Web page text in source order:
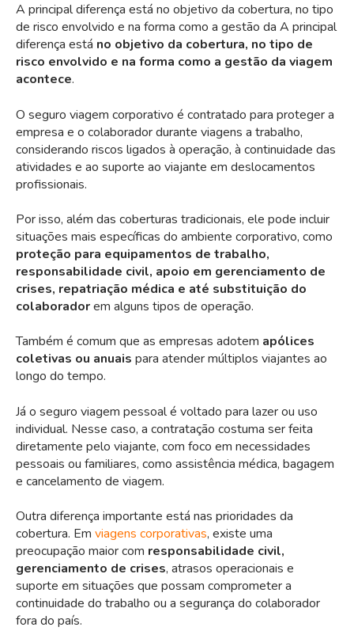
A principal diferença está no objetivo da cobertura, no tipo
de risco envolvido e na forma como a gestão da A principal
diferença está no objetivo da cobertura, no tipo de
risco envolvido e na forma como a gestão da viagem
acontece.
O seguro viagem corporativo é contratado para proteger a
empresa e o colaborador durante viagens a trabalho,
considerando riscos ligados à operação, à continuidade das
atividades e ao suporte ao viajante em deslocamentos
profissionais.
Por isso, além das coberturas tradicionais, ele pode incluir
situações mais específicas do ambiente corporativo, como
proteção para equipamentos de trabalho,
responsabilidade civil, apoio em gerenciamento de
crises, repatriação médica e até substituição do
colaboradorem alguns tipos de operação.
Também é comum que as empresas adotem apólices
coletivas ou anuais para atender múltiplos viajantes ao
longo do tempo.
Já o seguro viagem pessoal é voltado para lazer ou uso
individual. Nesse caso, a contratação costuma ser feita
diretamente pelo viajante, com foco em necessidades
pessoais ou familiares, como assistência médica, bagagem
e cancelamento de viagem.
Outra diferença importante está nas prioridades da
cobertura. Em viagens corporativas, existe uma
preocupação maior com responsabilidade civil,
gerenciamento de crises, atrasos operacionais e
suporte em situações que possam comprometer a
continuidade do trabalho ou a segurança do colaborador
fora do país.